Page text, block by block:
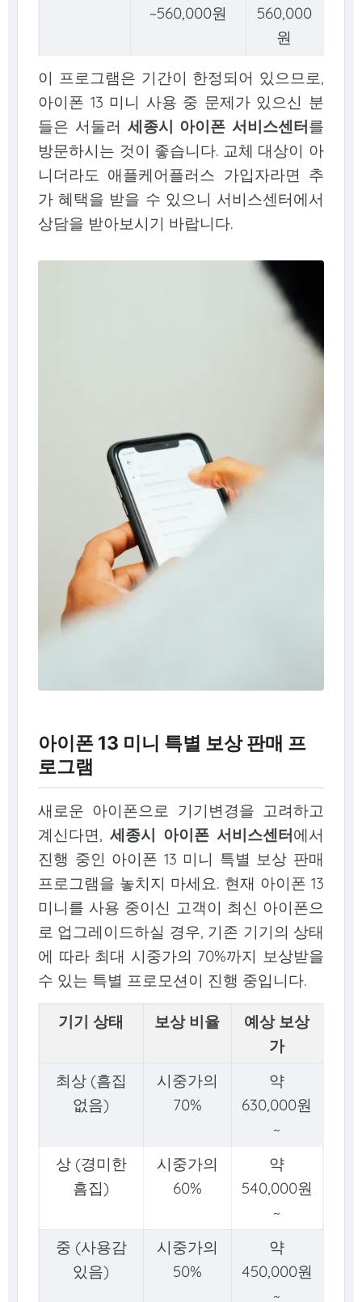
~560,000원
560,000
원
이 프로그램은 기간이 한정되어 있으므로,
아이폰 13 미니 사용 중 문제가 있으신 분
들은 서둘러 세종시 아이폰 서비스센터를
방문하시는 것이 좋습니다. 교체 대상이 아
니더라도 애플케어플러스 가입자라면 추
가 혜택을 받을 수 있으니 서비스센터에서
상담을 받아보시기 바랍니다.
아이폰 13 미니 특별 보상 판매 프
로그램
새로운 아이폰으로 기기변경을 고려하고
계신다면, 세종시 아이폰 서비스센터 에서
진행 중인 아이폰 13 미니 특별 보상 판매
프로그램을 놓치지 마세요. 현재 아이폰 13
미니를 사용 중이신 고객이 최신 아이폰으
로 업그레이드하실 경우, 기존 기기의 상태
에 따라 최대 시중가의 70%까지 보상받을
수 있는 특별 프로모션이 진행 중입니다.
기기 상태 보상 비율
예상 보상
가
최상 (흠집
없음)
시중가의
70%
약
630,000원
~
상 (경미한
흠집)
시중가의
60%
약
540,000원
~
중 (사용감
있음)
시중가의
50%
약
450,000원
~